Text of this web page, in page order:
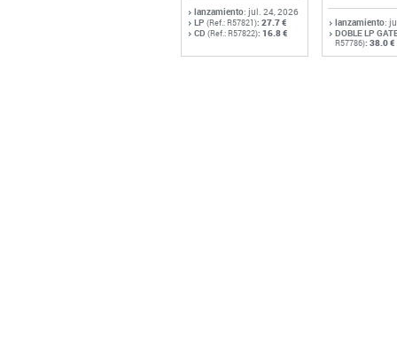
lanzamiento: jul. 24, 2026
LP (Ref.: R57821): 27.7 €
CD (Ref.: R57822): 16.8 €
lanzamiento:
DOBLE LP
R57786): 38.0 €